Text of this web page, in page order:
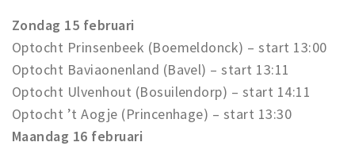
Zondag 15 februari
Optocht Prinsenbeek (Boemeldonck) – start 13:00
Optocht Baviaonenland (Bavel) – start 13:11
Optocht Ulvenhout (Bosuilendorp) – start 14:11
Optocht ’t Aogje (Princenhage) – start 13:30
Maandag 16 februari